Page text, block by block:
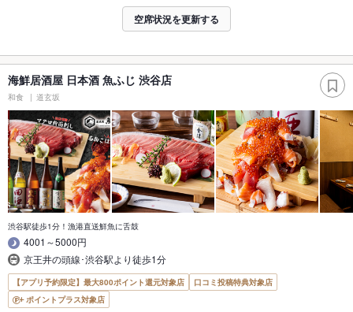
空席状況を更新する
海鮮居酒屋 日本酒 魚ふじ 渋谷店
和食 道玄坂
渋谷駅徒歩1分！漁港直送鮮魚に舌鼓
4001～5000円
京王井の頭線･渋谷駅より徒歩1分
【アプリ予約限定】最大800ポイント還元対象店
口コミ投稿特典対象店
ポイントプラス対象店